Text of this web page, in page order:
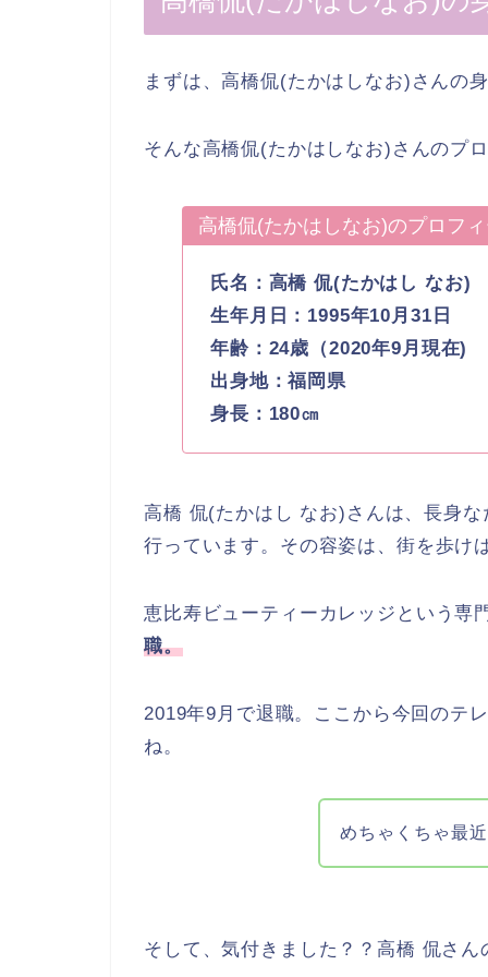
まずは、高橋侃(たかはしなお)さんの
そんな高橋侃(たかはしなお)さんのプ
高橋侃(たかはしなお)のプロフ
氏名：高橋 侃(たかはし なお)
生年月日：1995年10月31日
年齢：24歳（2020年9月現在)
出身地：福岡県
身長：180㎝
高橋 侃(たかはし なお)さんは、長身
行っています。その容姿は、街を歩け
恵比寿ビューティーカレッジという専
職。
2019年9月で退職。ここから今回のテ
ね。
めちゃくちゃ最
そして、気付きました？？高橋 侃さん